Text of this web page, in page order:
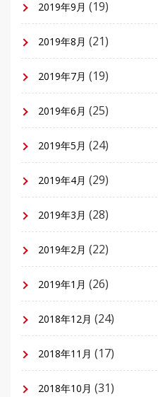
2019年9月 (19)
2019年8月 (21)
2019年7月 (19)
2019年6月 (25)
2019年5月 (24)
2019年4月 (29)
2019年3月 (28)
2019年2月 (22)
2019年1月 (26)
2018年12月 (24)
2018年11月 (17)
2018年10月 (31)